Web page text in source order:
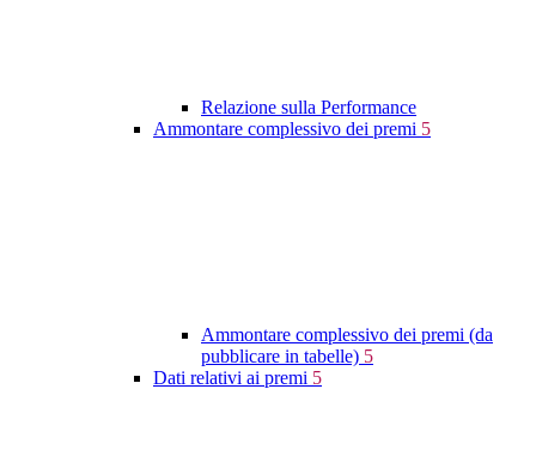
Relazione sulla Performance
Ammontare complessivo dei premi 5
Ammontare complessivo dei premi (da
pubblicare in tabelle) 5
Dati relativi ai premi 5